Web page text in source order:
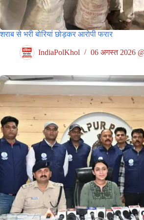
शराब से भरी बोरियां छोड़कर आरोपी फरार
IndiaPolKhol 06 अगस्त 2026 @